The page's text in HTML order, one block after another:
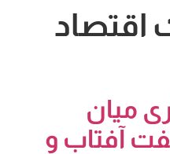
اقتصاد
میان
آفتاب و